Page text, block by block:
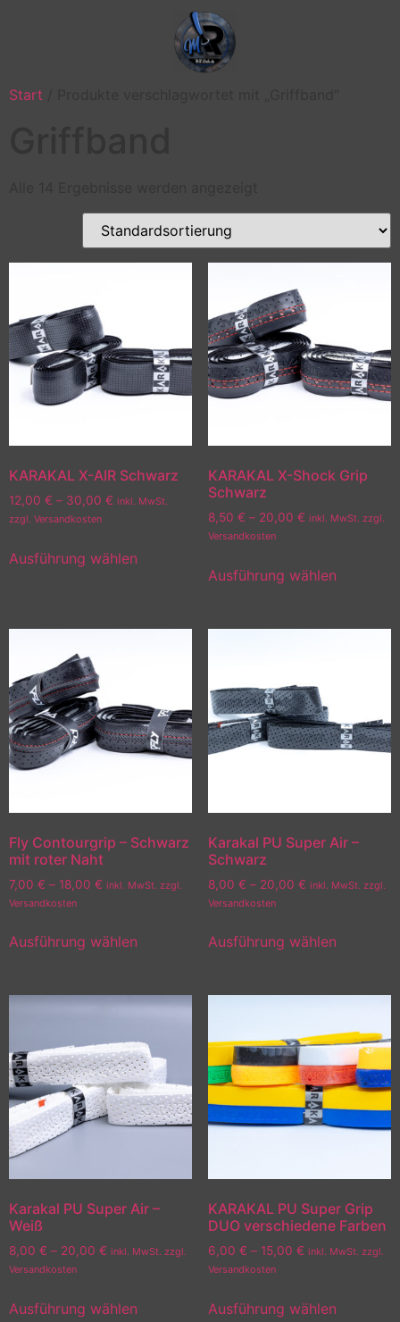
Start
KARAKAL X-AIR Schwarz
12,00 € – 30,00 € inkl. MwSt.
zzgl. Versandkosten
Ausführung wählen
KARAKAL X-Shock Grip
Schwarz
8,50 € – 20,00 € inkl. MwSt. zzgl.
Versandkosten
Ausführung wählen
Fly Contourgrip – Schwarz
mit roter Naht
7,00 € – 18,00 € inkl. MwSt. zzgl.
Versandkosten
Ausführung wählen
Karakal PU Super Air –
Schwarz
8,00 € – 20,00 € inkl. MwSt. zzgl.
Versandkosten
Ausführung wählen
Karakal PU Super Air –
Weiß
8,00 € – 20,00 € inkl. MwSt. zzgl.
Versandkosten
Ausführung wählen
KARAKAL PU Super Grip
DUO verschiedene Farben
6,00 € – 15,00 € inkl. MwSt. zzgl.
Versandkosten
Ausführung wählen